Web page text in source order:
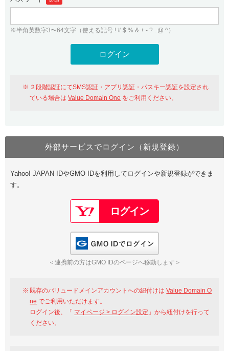
WHOIS検索
Value Domainにログイン
おすすめ One レンタルサーバーを含む最新の機能を使う方
Value Domain Oneにログイン
Google
GMO ID Amazon
※AmazonはValue Domain Oneのログイン画面へ遷移します
Value Domain Oneアカウント作成
以下でも登録可能
Google Yahoo!
GMO ID
※半角英数字3〜64文字（使える記号 ! # $ % & + - ? . @ ^）
２段階認証にてSMS認証・アプリ認証・パスキー認証を設定され
ている場合はValue Domain One をご利用ください。
外部サービスでログイン（新規登録）
Yahoo! JAPAN IDやGMO IDを利用してログインや新規登録ができま
す。
＜連携前の方はGMO IDのページへ移動します＞
既存のバリュードメインアカウントへの紐付けはValue Domain O
ne でご利用いただけます。
ログイン後、「 マイページ > ログイン設定 」から紐付けを行って
ください。